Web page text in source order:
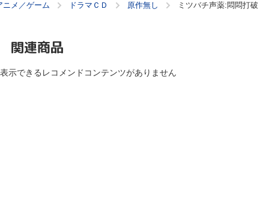
ニメ／ゲーム ドラマＣＤ 原作無し ミツバチ声薬:悶悶打破
関連商品
表示できるレコメンドコンテンツがありません